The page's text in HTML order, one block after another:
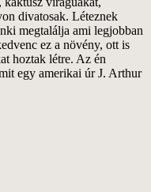
divatosak. Léteznek
megtalálja ami legjobban
ez a növény, ott is
hoztak létre. Az én
egy amerikai úr J. Arthur